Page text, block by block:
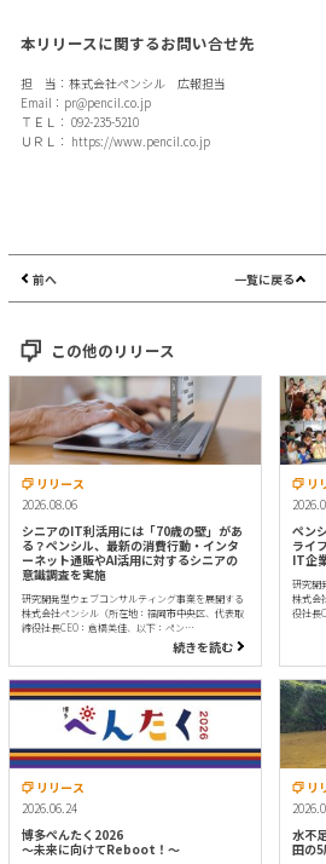
本リリースに関するお問い合せ先
担 当：株式会社ペンシル 広報担当
Email： pr@pencil.co.jp
ＴＥＬ： 092-235-5210
ＵＲＬ： https://www.pencil.co.jp
前へ 一覧に戻る
この他のリリース
リリース
2026.08.06
シニアのIT利活用には「70歳の壁」があ
る？ペンシル、最新の消費行動・インタ
ーネット通販やAI活用に対するシニアの
意識調査を実施
研究開発型ウェブコンサルティング事業を展開する
株式会社ペンシル（所在地：福岡市中央区、代表取
締役社長CEO：倉橋美佳、以下：ペン…
続きを読む
リ
ペン
ライ
IT企
研究開
株式会
役社長
リリース
2026.06.24
博多ぺんたく2026
〜未来に向けてReboot！〜
リ
水不
田の5